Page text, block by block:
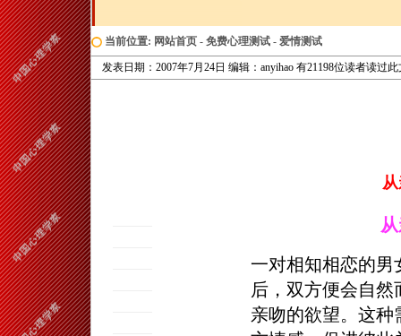
当前位置: 网站首页 - 免费心理测试 - 爱情测试
发表日期：2007年7月24日 编辑：anyihao 有21198位读者读过